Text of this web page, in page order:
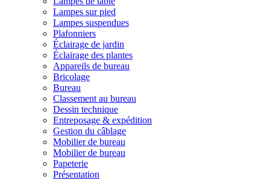
Lampes sur pied
Lampes suspendues
Plafonniers
Éclairage de jardin
Éclairage des plantes
Appareils de bureau
Bricolage
Bureau
Classement au bureau
Dessin technique
Entreposage & expédition
Gestion du câblage
Mobilier de bureau
Mobilier de bureau
Papeterie
Présentation